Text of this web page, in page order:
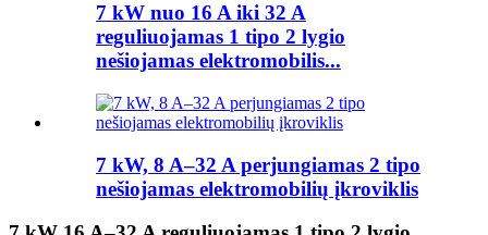
7 kW nuo 16 A iki 32 A
reguliuojamas 1 tipo 2 lygio
nešiojamas elektromobilis...
7 kW, 8 A–32 A perjungiamas 2 tipo
nešiojamas elektromobilių įkroviklis